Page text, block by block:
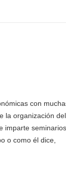
con
la organización del
imparte seminarios.
o como él dice,